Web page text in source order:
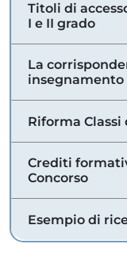
Titoli di
I e II grado
La
insegnamento
Riforma Classi
Crediti
Concorso
Esempio di